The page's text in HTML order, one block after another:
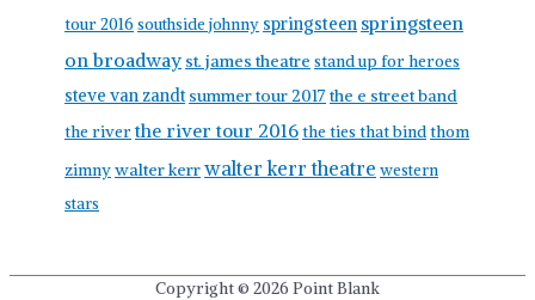
tour 2016southside johnny springsteen springsteen
on broadway st. james theatre stand up for heroes
steve van zandt summer tour 2017 the e street band
the riverthe river tour 2016the ties that bindthom
zimnywalter kerrwalter kerr theatre western
stars
Copyright © 2026 Point Blank